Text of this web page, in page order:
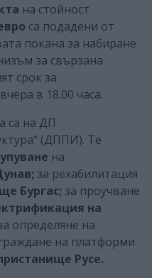
на стойност
са подадени от
покана за набиране
за свързана
срок за
в 18.00 часа.
са на ДП
(ДППИ). Те
на
за рехабилитация
Бургас; за проучване
на
определяне на
на платформи
Русе.